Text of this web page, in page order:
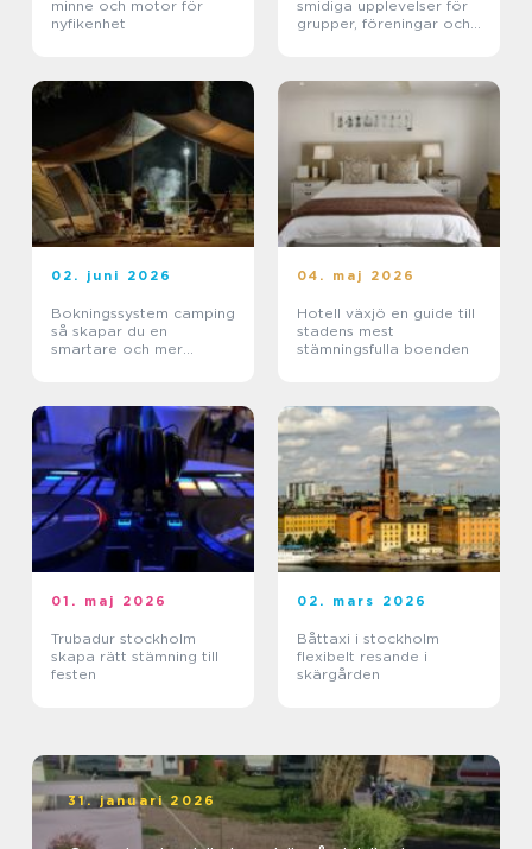
minne och motor för
nyfikenhet
smidiga upplevelser för
grupper, föreningar och
02. juni 2026
Bokningssystem camping
så skapar du en
smartare och mer
04. maj 2026
Hotell växjö en guide till
stadens mest
stämningsfulla boenden
01. maj 2026
Trubadur stockholm
skapa rätt stämning till
festen
02. mars 2026
Båttaxi i stockholm
flexibelt resande i
skärgården
31. januari 2026